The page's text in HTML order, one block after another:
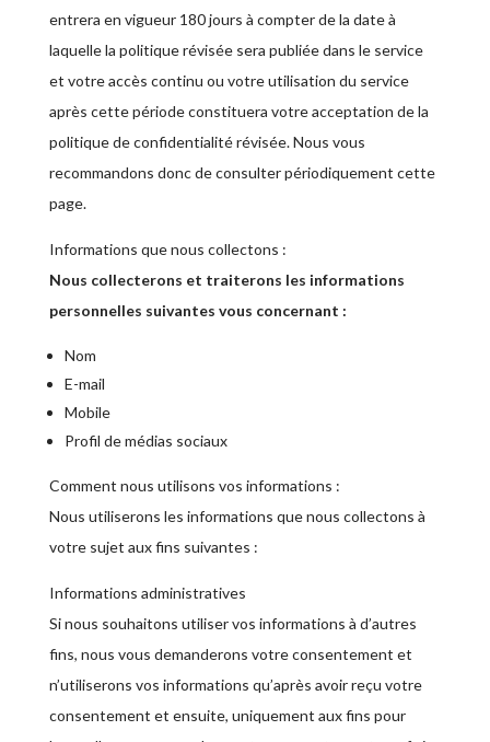
entrera en vigueur 180 jours à compter de la date à
laquelle la politique révisée sera publiée dans le service
et votre accès continu ou votre utilisation du service
après cette période constituera votre acceptation de la
politique de confidentialité révisée. Nous vous
recommandons donc de consulter périodiquement cette
page.
Informations que nous collectons :
Nous collecterons et traiterons les informations
personnelles suivantes vous concernant :
Nom
E-mail
Mobile
Profil de médias sociaux
Comment nous utilisons vos informations :
Nous utiliserons les informations que nous collectons à
votre sujet aux fins suivantes :
Informations administratives
Si nous souhaitons utiliser vos informations à d’autres
fins, nous vous demanderons votre consentement et
n’utiliserons vos informations qu’après avoir reçu votre
consentement et ensuite, uniquement aux fins pour